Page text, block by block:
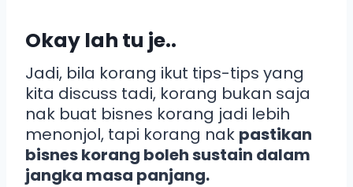
Okay lah tu je..
Jadi, bila korang ikut tips-tips yang
kita discuss tadi, korang bukan saja
nak buat bisnes korang jadi lebih
menonjol, tapi korang nak pastikan
bisnes korang boleh sustain dalam
jangka masa panjang.